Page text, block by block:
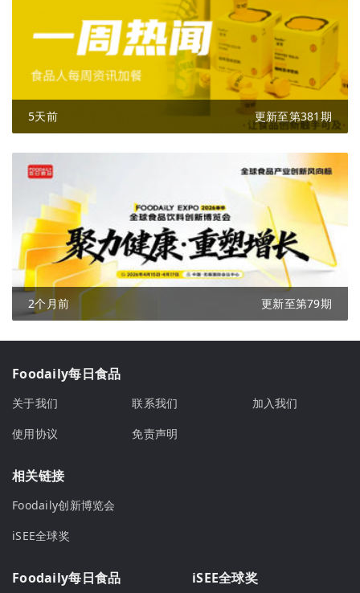
5天前 更新至第381期
2个月前 更新至第79期
Foodaily每日食品
关于我们 联系我们
加入我们
使用协议
免责声明
相关链接
Foodaily创新博览会
iSEE全球奖
Foodaily每日食品 iSEE全球奖